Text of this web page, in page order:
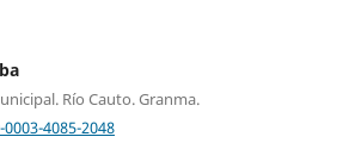
Río Cauto. Granma.
4085-2048